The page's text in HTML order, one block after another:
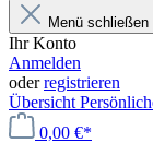
Menü schließen
Ihr Konto
Anmelden
oderregistrieren
Übersicht
0,00 €*